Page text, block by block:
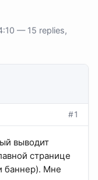
— 15 replies,
#1
выводит
странице
баннер). Мне